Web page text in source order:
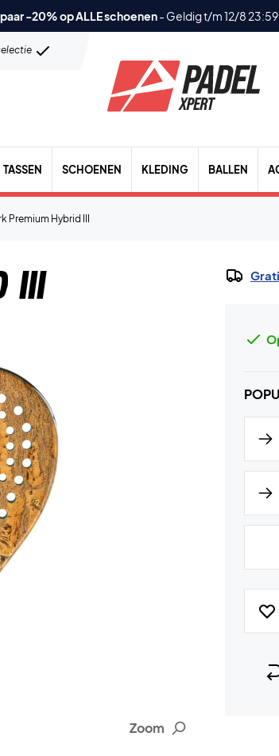
-20% op ALLE schoenen- Geldig t/m 12/8 23:59
TASSEN SCHOENEN KLEDING BALLEN
Premium Hybrid III
III
Zoom